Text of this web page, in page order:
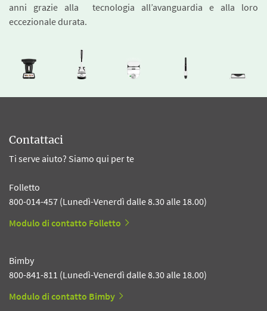
anni grazie alla tecnologia all’avanguardia e alla loro
eccezionale durata.
Contattaci
Ti serve aiuto? Siamo qui per te
Folletto
800-014-457 (Lunedì-Venerdì dalle 8.30 alle 18.00)
Modulo di contatto Folletto
Bimby
800-841-811 (Lunedì-Venerdì dalle 8.30 alle 18.00)
Modulo di contatto Bimby